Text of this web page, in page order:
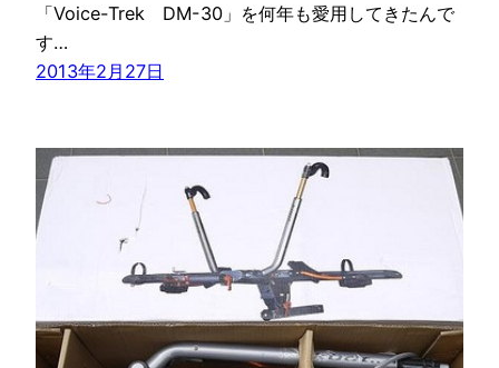
「Voice-Trek DM-30」を何年も愛用してきたんで
す…
2013年2月27日